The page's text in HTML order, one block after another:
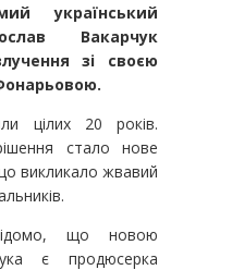
український
Вакарчук
зі своєю
цілих 20 років.
стало нове
викликало жвавий
що новою
є продюсерка